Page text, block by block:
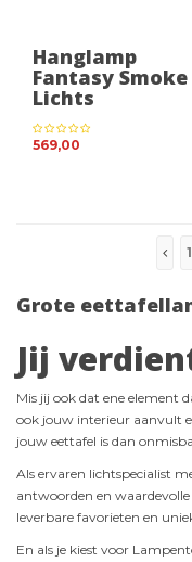
Hanglamp
Fantasy Smoke
Lichts
569,00
1
Grote
Jij
Mis jij ook dat ene element
ook jouw interieur aanvult
jouw eettafel is dan
Als ervaren lichtspecialist
antwoorden en
leverbare favorieten en
En als je kiest voor